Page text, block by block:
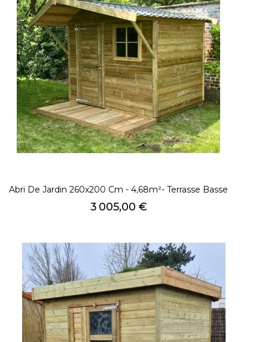
Abri De Jardin 260x200 Cm - 4,68m²- Terrasse Basse
Prix
3 005,00 €